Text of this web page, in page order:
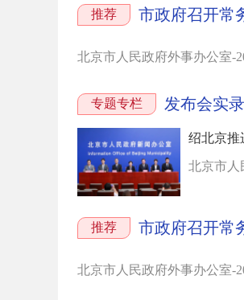
推荐 市政府召开常
北京市人民政府外事办公室-
专题专栏
绍北京推
北京市人
推荐 市政府召开常
北京市人民政府外事办公室-